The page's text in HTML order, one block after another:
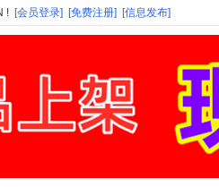
! [会员登录] [免费注册] [信息发布]